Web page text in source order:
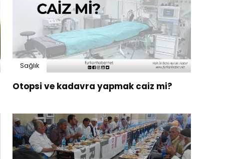
Sağlık
Otopsi ve kadavra yapmak caiz mi?